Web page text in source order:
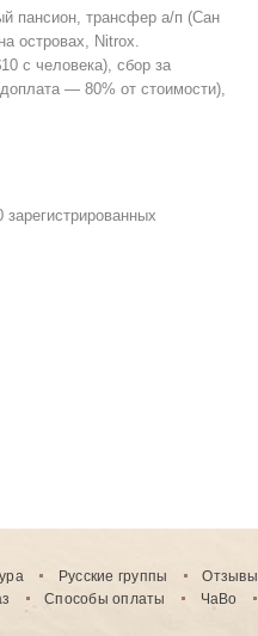
пансион, трансфер а/п (Сан
островах, Nitrox.
c человека), сбор за
— 80% от стоимости),
Русские группы
Отзывы
Способы оплаты ЧаВо